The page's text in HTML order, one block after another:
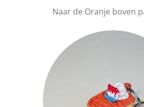
Naar de Oranje boven